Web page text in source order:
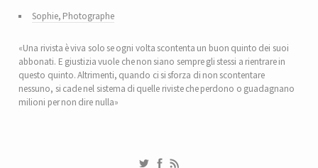
Sophie, Photographe
«Una rivista è viva solo se ogni volta scontenta un buon quinto dei suoi
abbonati. E giustizia vuole che non siano sempre gli stessi a rientrare in
questo quinto. Altrimenti, quando ci si sforza di non scontentare
nessuno, si cade nel sistema di quelle riviste che perdono o guadagnano
milioni per non dire nulla»